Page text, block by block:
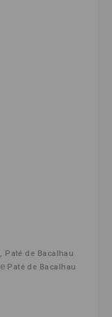
Paté de Bacalhau
e Paté de Bacalhau